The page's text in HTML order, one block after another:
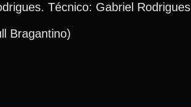
Técnico: Gabriel Rodrigues
Bragantino)